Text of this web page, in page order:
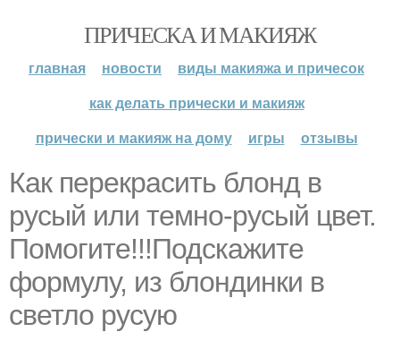
ПРИЧЕСКА И МАКИЯЖ
главная новости
виды макияжа и причесок
как делать прически и макияж
прически и макияж на дому
игры отзывы
Как перекрасить блонд в
русый или темно-русый цвет.
Помогите!!!Подскажите
формулу, из блондинки в
светло русую